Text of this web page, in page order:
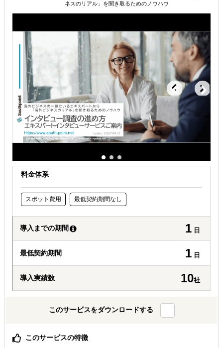
海外進出・海外展開資金の融資
解決できる課題
海外におけるリスク・コストを低減したい
お金周りのサポートしてほしい その他
ネスのリアル」を聞き取るためのノウハウ
料金体系
スポット費用 最低契約期間なし
導入までの期間 1 日
最低契約期間 1 日
導入実績数 10社
このサービスをダウンロードする
このサービスの特徴